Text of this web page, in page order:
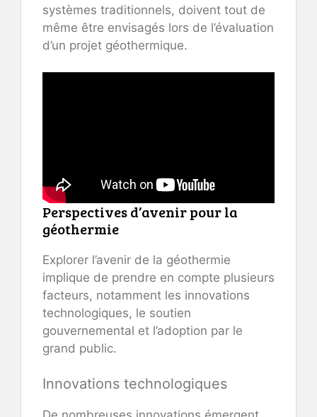
systèmes traditionnels, doivent tout de
même être envisagés lors de l’évaluation
d’un projet géothermique.
Perspectives d’avenir pour la
géothermie
Explorer l’avenir de la géothermie
implique de prendre en compte plusieurs
facteurs, notamment les innovations
technologiques, le soutien
gouvernemental et l’adoption par le
grand public.
Innovations technologiques